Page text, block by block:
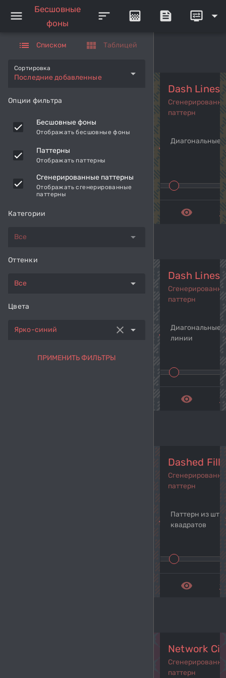
menu
Бесшовные
фоны
sort gradient feed display_settings arrow_drop_down
list Списком view_module Таблицей
Последние добавленные
Сортировка arrow_drop_down
Опции фильтра
Бесшовные фоны
Отображать бесшовные фоны
Паттерны
Отображать паттерны
Сгенерированные паттерны
Отображать сгенерированные
паттерны
Категории
Все arrow_drop_down
Оттенки
Все arrow_drop_down
Цвета
Ярко-синий clear arrow_drop_down
ПРИМЕНИТЬ ФИЛЬТРЫ
navigate_before
Dash Lines
паттерн
Диагональные
remove_red_eye
navigate_before
Dash Lines
паттерн
Диагональные
линии
remove_red_eye
navigate_before
Dashed Fill
паттерн
Паттерн из
квадратов
remove_red_eye
Network
паттерн